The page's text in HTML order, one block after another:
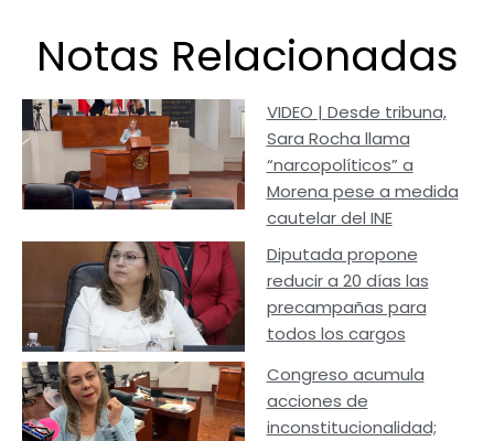
Notas Relacionadas
VIDEO | Desde tribuna,
Sara Rocha llama
“narcopolíticos” a
Morena pese a medida
cautelar del INE
Diputada propone
reducir a 20 días las
precampañas para
todos los cargos
Congreso acumula
acciones de
inconstitucionalidad;